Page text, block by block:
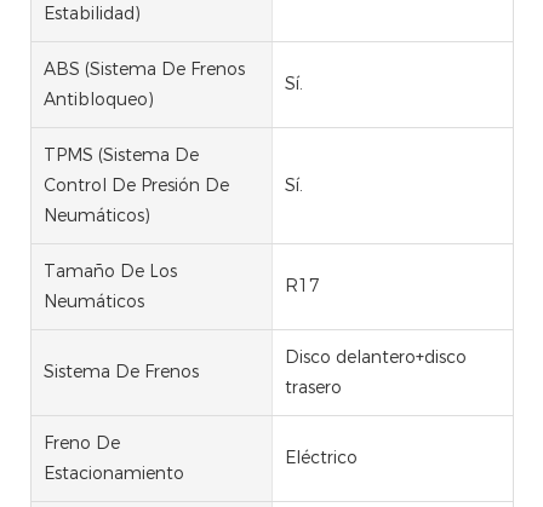
Estabilidad)
ABS (Sistema De Frenos
Antibloqueo)
Sí.
TPMS (Sistema De
Control De Presión De
Neumáticos)
Sí.
Tamaño De Los
Neumáticos
R17
Sistema De Frenos
Disco delantero+disco
trasero
Freno De
Estacionamiento
Eléctrico